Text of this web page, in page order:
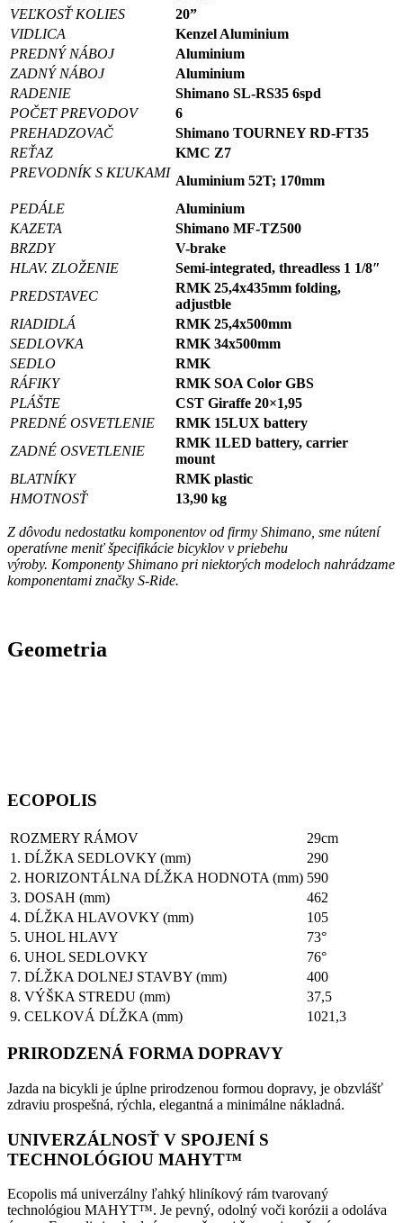
VEĽKOSŤ KOLIES
20”
VIDLICA
Kenzel Aluminium
PREDNÝ NÁBOJ
Aluminium
ZADNÝ NÁBOJ
Aluminium
RADENIE
Shimano SL-RS35 6spd
POČET PREVODOV
6
PREHADZOVAČ
Shimano TOURNEY RD-FT35
REŤAZ
KMC Z7
PREVODNÍK S KĽUKAMI
Aluminium 52T; 170mm
PEDÁLE
Aluminium
KAZETA
Shimano MF-TZ500
BRZDY
V-brake
HLAV. ZLOŽENIE
Semi-integrated, threadless 1 1/8″
PREDSTAVEC
RMK 25,4x435mm folding,
adjustble
RIADIDLÁ
RMK 25,4x500mm
SEDLOVKA
RMK 34x500mm
SEDLO
RMK
RÁFIKY
RMK SOA Color GBS
PLÁŠTE
CST Giraffe 20×1,95
PREDNÉ OSVETLENIE
RMK 15LUX battery
ZADNÉ OSVETLENIE
RMK 1LED battery, carrier
mount
BLATNÍKY
RMK plastic
HMOTNOSŤ
13,90 kg
Z dôvodu nedostatku komponentov od firmy Shimano, sme nútení
operatívne meniť špecifikácie bicyklov v priebehu
výroby. Komponenty Shimano pri niektorých modeloch nahrádzame
komponentami značky S-Ride.
Geometria
ECOPOLIS
ROZMERY RÁMOV
29cm
1. DĹŽKA SEDLOVKY (mm)
290
2. HORIZONTÁLNA DĹŽKA HODNOTA (mm) 590
3. DOSAH (mm)
462
4. DĹŽKA HLAVOVKY (mm)
105
5. UHOL HLAVY
73°
6. UHOL SEDLOVKY
76°
7. DĹŽKA DOLNEJ STAVBY (mm)
400
8. VÝŠKA STREDU (mm)
37,5
9. CELKOVÁ DĹŽKA (mm)
1021,3
PRIRODZENÁ FORMA DOPRAVY
Jazda na bicykli je úplne prirodzenou formou dopravy, je obzvlášť
zdraviu prospešná, rýchla, elegantná a minimálne nákladná.
UNIVERZÁLNOSŤ V SPOJENÍ S
TECHNOLÓGIOU MAHYT™
Ecopolis má univerzálny ľahký hliníkový rám tvarovaný
technológiou MAHYT™. Je pevný, odolný voči korózii a odoláva